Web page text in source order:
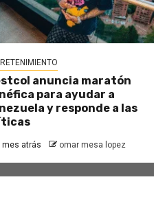
anuncia maratón
para ayudar a
y responde a las
mes atrás omar mesa lopez